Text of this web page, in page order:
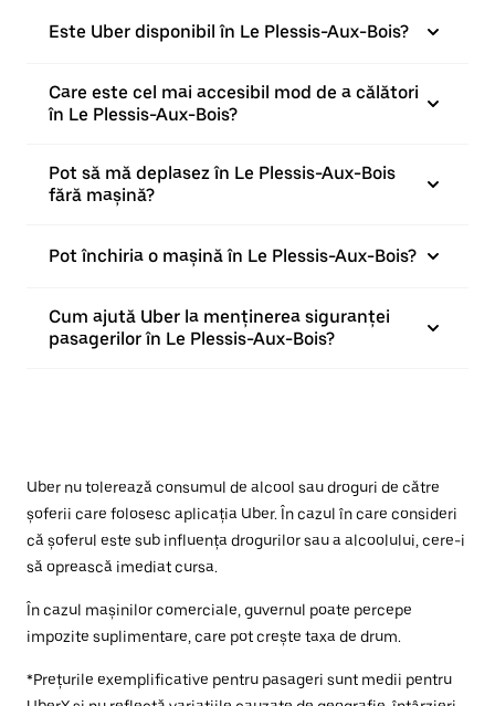
Este Uber disponibil în Le Plessis-Aux-Bois?
Care este cel mai accesibil mod de a călători
în Le Plessis-Aux-Bois?
Pot să mă deplasez în Le Plessis-Aux-Bois
fără mașină?
Pot închiria o mașină în Le Plessis-Aux-Bois?
Cum ajută Uber la menținerea siguranței
pasagerilor în Le Plessis-Aux-Bois?
Uber nu tolerează consumul de alcool sau droguri de către
șoferii care folosesc aplicația Uber. În cazul în care consideri
că șoferul este sub influența drogurilor sau a alcoolului, cere-i
să oprească imediat cursa.
În cazul mașinilor comerciale, guvernul poate percepe
impozite suplimentare, care pot crește taxa de drum.
*Prețurile exemplificative pentru pasageri sunt medii pentru